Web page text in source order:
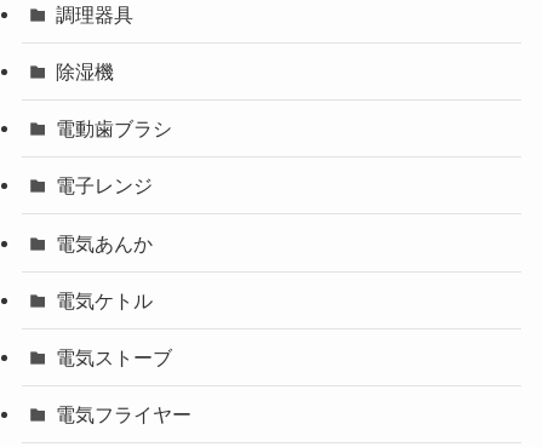
調理器具
除湿機
電動歯ブラシ
電子レンジ
電気あんか
電気ケトル
電気ストーブ
電気フライヤー